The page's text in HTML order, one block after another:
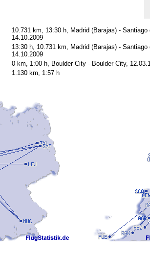
10.731 km, 13:30 h, Madrid (Barajas) - Santiago
14.10.2009
13:30 h, 10.731 km, Madrid (Barajas) - Santiago
14.10.2009
0 km, 1:00 h, Boulder City - Boulder City,
1.130 km, 1:57 h